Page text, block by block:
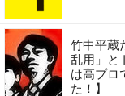
竹中平蔵
乱用」と
は高プロ
た！】